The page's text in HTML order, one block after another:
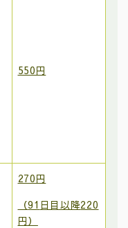
550円
270円
（91 日目以降220
円）